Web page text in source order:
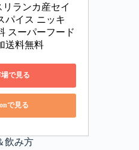
ランカ産セイ
パイス ニッキ
スーパーフード
送料無料
で見る
で見る
飲み方